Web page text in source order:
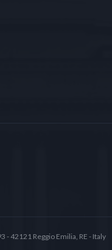
- 42121 Reggio Emilia, RE - Italy